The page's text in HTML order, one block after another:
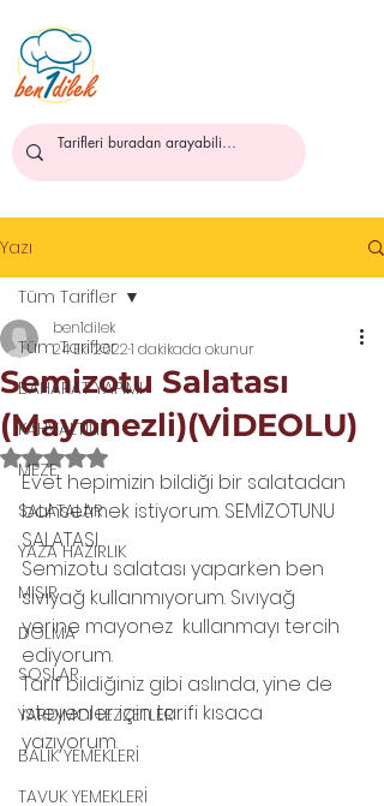
Yazı
Tüm Tarifler
BAHARAT YAPIMI
KAHVALTILIK
MEZE
SALATALAR
YAZA HAZIRLIK
MISIR
DOLMA
SOSLAR
YARDIMCI LEZZETLER
BALIK YEMEKLERİ
TAVUK YEMEKLERİ
Tüm Tarifler
Semizotu Salatası
(Mayonezli)(VİDEOLU)
ben1dilek
24 Eki 20221 dakikada okunur
5 üzerinden NaN yıldız
Evet hepimizin bildiği bir salatadan
bahsetmek istiyorum. SEMİZOTUNU
SALATASI.
Semizotu salatası yaparken ben
sıvıyağ kullanmıyorum. Sıvıyağ
yerine mayonez  kullanmayı tercih
ediyorum.
Tarif bildiğiniz gibi aslında, yine de
isteyenler için tarifi kısaca
yazıyorum.